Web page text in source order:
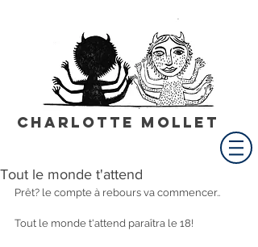
Charlotte Mollet
Tout le monde t'attend
Prêt? le compte à rebours va commencer..
Tout le monde t'attend paraîtra le 18!